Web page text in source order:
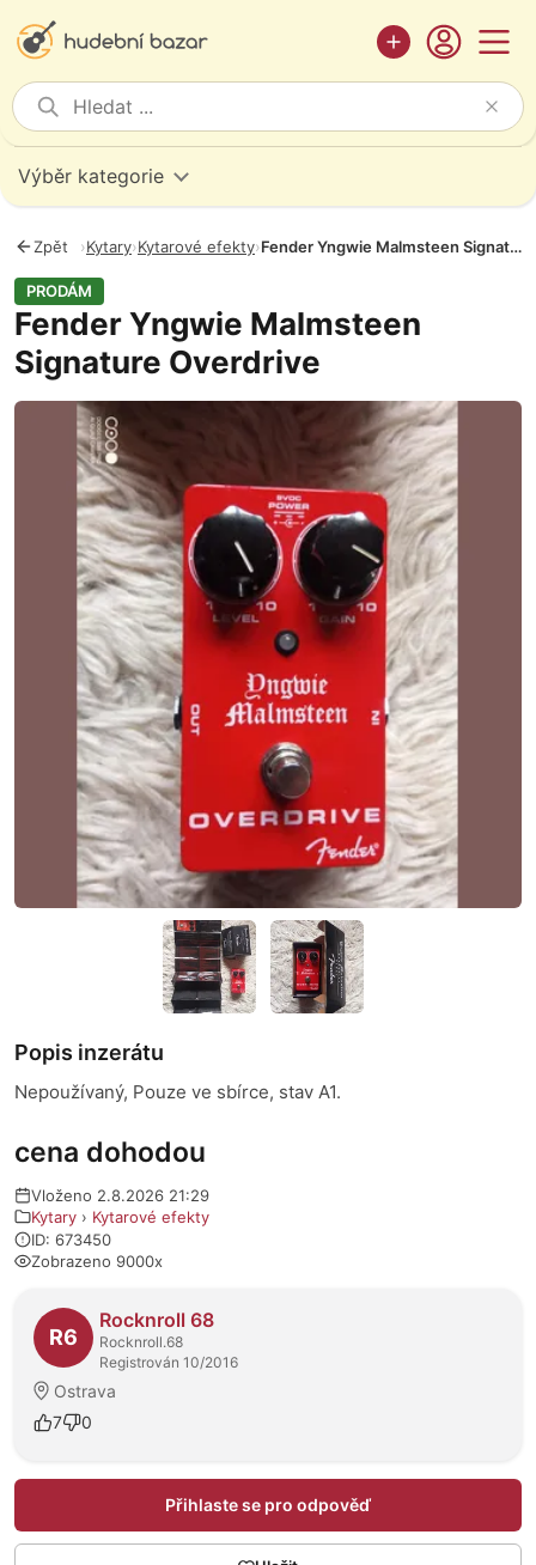
Výběr kategorie
Zpět ›Kytary›Kytarové efekty› Fender Yngwie Malmsteen Signature Overdrive
PRODÁM
Fender Yngwie Malmsteen
Signature Overdrive
Fotografie
cena dohodou
Vloženo 2.8.2026 21:29
Kytary › Kytarové efekty
ID: 673450
Zobrazeno 9000x
O prodejci
R6
Rocknroll 68
Rocknroll.68
Registrován 10/2016
Ostrava
7
0
Přihlaste se pro odpověď
Popis inzerátu
Nepoužívaný, Pouze ve sbírce, stav A1.